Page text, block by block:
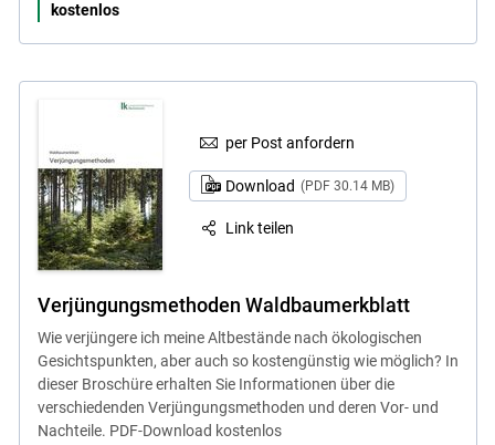
kostenlos
per Post anfordern
Download (PDF 30.14 MB)
Link teilen
Verjüngungsmethoden Waldbaumerkblatt
Wie verjüngere ich meine Altbestände nach ökologischen
Gesichtspunkten, aber auch so kostengünstig wie möglich? In
dieser Broschüre erhalten Sie Informationen über die
verschiedenden Verjüngungsmethoden und deren Vor- und
Nachteile. PDF-Download kostenlos